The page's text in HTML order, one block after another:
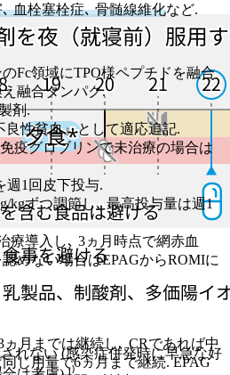
血栓塞栓症､ 骨髄線維化など.
Fc領域にTPO様ペプチドを融合
融合タンパク.
剤.
良性貧血』として適応追記.
疫グロブリンで未治療の場合は
週1回皮下投与.
kgずつ調節し､ 最高投与量は週1
療導入し､ 3ヵ月時点で網赤血
めない場合はEPAGからROMIに
れない (感染症併発時に早急な好
月までは継続し､ CRであれば中
じ用量で6ヵ月まで継続. EPAG